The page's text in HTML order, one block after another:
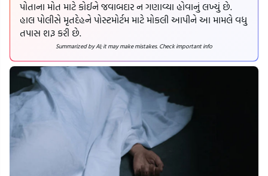
પોતાના મોત માટે કોઈને જવાબદાર ન ગણાવ્યા હોવાનું લખ્યું છે.
હાલ પોલીસે મૃતદેહને પોસ્ટમોર્ટમ માટે મોકલી આપીને આ મામલે વધુ
તપાસ શરૂ કરી છે.
Summarized by AI; it may make mistakes. Check important info